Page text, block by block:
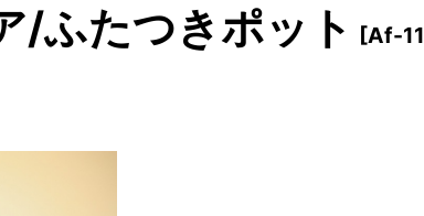
/ふたつきポット [Af-11